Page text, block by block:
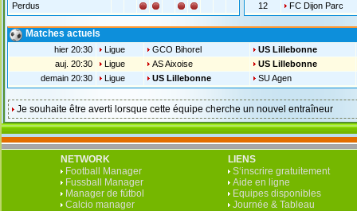
Perdus
12
FC Dijon Parc
Matches actuels
hier 20:30 Ligue GCO Bihorel
US Lillebonne
auj. 20:30
Ligue AS Aixoise
US Lillebonne
demain 20:30
Ligue US Lillebonne SU Agen
Je souhaite être averti lorsque cette équipe cherche un nouvel entraîneur
NETWORK
Football Manager
Fussball Manager
Manager de fútbol
Calcio manager
LIENS
S‘inscrire gratuitement
Aide en ligne
Equipes disponibles
Journée & Tableau